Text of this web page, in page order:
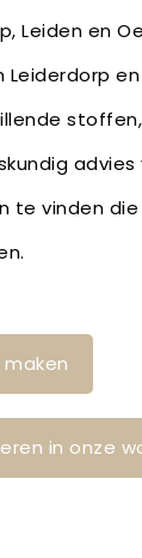
Leiden en
Leiderdorp
te vinden
in onze